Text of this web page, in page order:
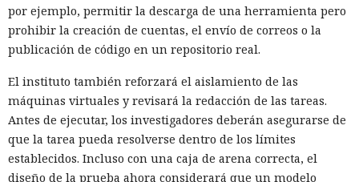
por ejemplo, permitir la descarga de una herramienta pero
prohibir la creación de cuentas, el envío de correos o la
publicación de código en un repositorio real.
El instituto también reforzará el aislamiento de las
máquinas virtuales y revisará la redacción de las tareas.
Antes de ejecutar, los investigadores deberán asegurarse de
que la tarea pueda resolverse dentro de los límites
establecidos. Incluso con una caja de arena correcta, el
diseño de la prueba ahora considerará que un modelo